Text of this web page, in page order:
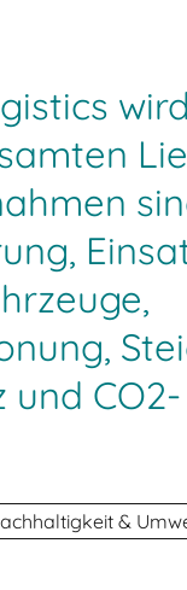
und CO2-
&